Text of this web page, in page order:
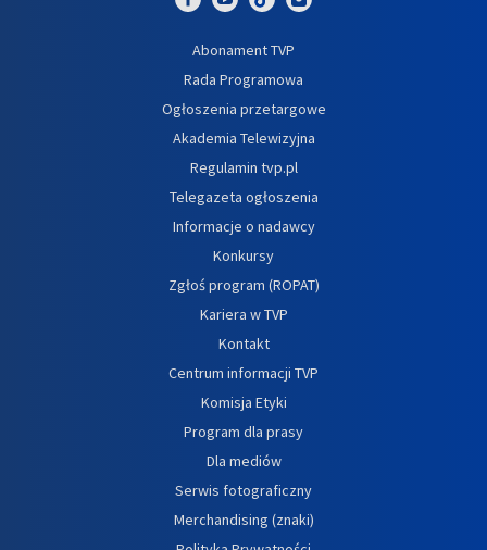
Abonament TVP
Rada Programowa
Ogłoszenia przetargowe
Akademia Telewizyjna
Regulamin tvp.pl
Telegazeta ogłoszenia
Informacje o nadawcy
Konkursy
Zgłoś program (ROPAT)
Kariera w TVP
Kontakt
Centrum informacji TVP
Komisja Etyki
Program dla prasy
Dla mediów
Serwis fotograficzny
Merchandising (znaki)